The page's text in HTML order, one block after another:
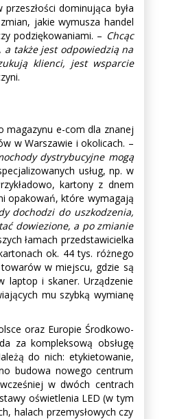
dominująca była
jakie wymusza handel
podziękowaniami. – Chcąc
a także jest odpowiedzią na
klienci, jest wsparcie
magazynu e-com dla znanej
w Warszawie i okolicach. –
dystrybucyjne mogą
usług, np. w
kartony z dnem
opakowań, które wymagają
dochodzi do uszkodzenia,
dowiezione, a po zmianie
łamach przedstawicielka
ok. 44 tys. różnego
w miejscu, gdzie są
laptop i skaner. Urządzenie
mu szybką wymianę
oraz Europie Środkowo-
za kompleksową obsługę
do nich: etykietowanie,
budowa nowego centrum
w dwóch centrach
oświetlenia LED (w tym
halach przemysłowych czy